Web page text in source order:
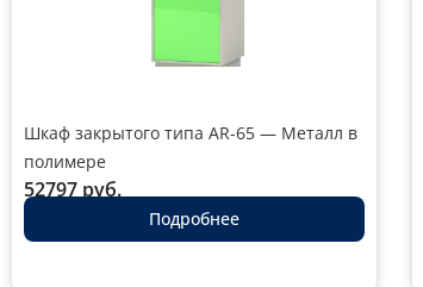
Шкаф закрытого типа AR-65 — Металл в
полимере
52797 руб.
Подробнее